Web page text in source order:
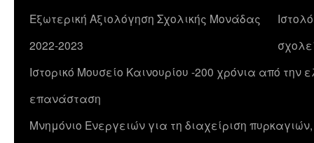
Εξωτερική Αξιολόγηση Σχολικής Μονάδας
2022-2023
Ιστορικό Μουσείο Καινουρίου -200 χρόνια από την
επανάσταση
Μνημόνιο Ενεργειών για τη διαχείριση